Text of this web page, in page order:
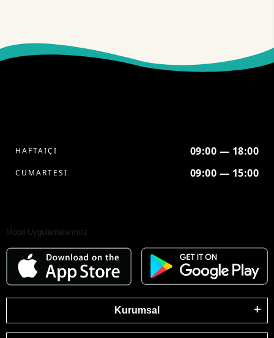
HAFTAİÇİ 09:00 — 18:00
CUMARTESİ 09:00 — 15:00
Mobil Uygulamalarımız
Kurumsal